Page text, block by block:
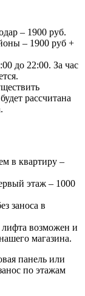
– 1900 руб.
– 1900 руб +
до 22:00. За час
рассчитана
в квартиру –
этаж – 1000
заноса в
возможен и
магазина.
панель или
по этажам